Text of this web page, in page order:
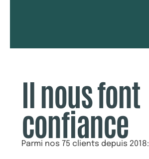
Il nous font
confiance
Parmi nos 75 clients depuis 2018: